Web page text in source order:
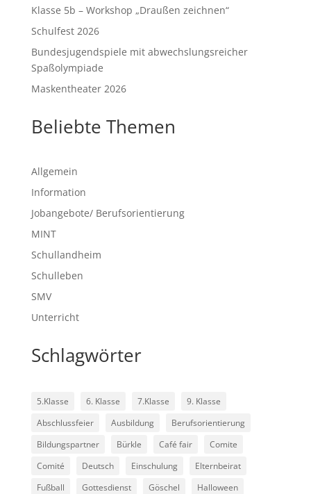
Klasse 5b – Workshop „Draußen zeichnen“
Schulfest 2026
Bundesjugendspiele mit abwechslungsreicher
Spaßolympiade
Maskentheater 2026
Beliebte Themen
Allgemein
Information
Jobangebote/ Berufsorientierung
MINT
Schullandheim
Schulleben
SMV
Unterricht
Schlagwörter
5.Klasse 6. Klasse 7.Klasse
9. Klasse
Abschlussfeier
Ausbildung
Berufsorientierung
Bildungspartner
Bürkle Café fair
Comite
Comité
Deutsch Einschulung
Elternbeirat
Fußball
Gottesdienst Göschel
Halloween